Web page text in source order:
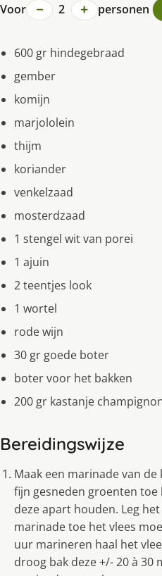
Voor − 2 + personen
600 gr hindegebraad
gember
komijn
marjololein
thijm
koriander
venkelzaad
mosterdzaad
1 stengel wit van porei
1 ajuin
2 teentjes look
1 wortel
rode wijn
30 gr goede boter
boter voor het bakken
200 gr kastanje
Bereidingswijze
Maak een marinade van
fijn gesneden groenten
deze apart houden. Leg
marinade toe het vlees
uur marineren haal het
droog bak deze +/- 20 à 30